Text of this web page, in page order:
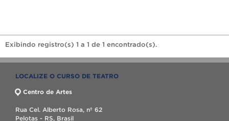
Exibindo registro(s) 1 a 1 de 1 encontrado(s).
LOCALIZE O CURSO DE TEATRO
Centro de Artes
Rua Cel. Alberto Rosa, nº 62
Pelotas - RS, Brasil